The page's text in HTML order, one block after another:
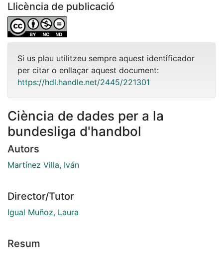
Llicència de publicació
Si us plau utilitzeu sempre aquest identificador
per citar o enllaçar aquest document:
https://hdl.handle.net/2445/221301
Ciència de dades per a la
bundesliga d'handbol
Autors
Martínez Villa, Iván
Director/Tutor
Igual Muñoz, Laura
Resum